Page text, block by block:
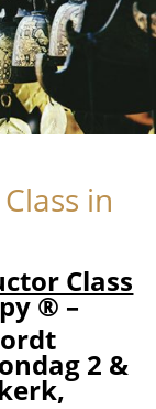
in
Class
® –
2 &